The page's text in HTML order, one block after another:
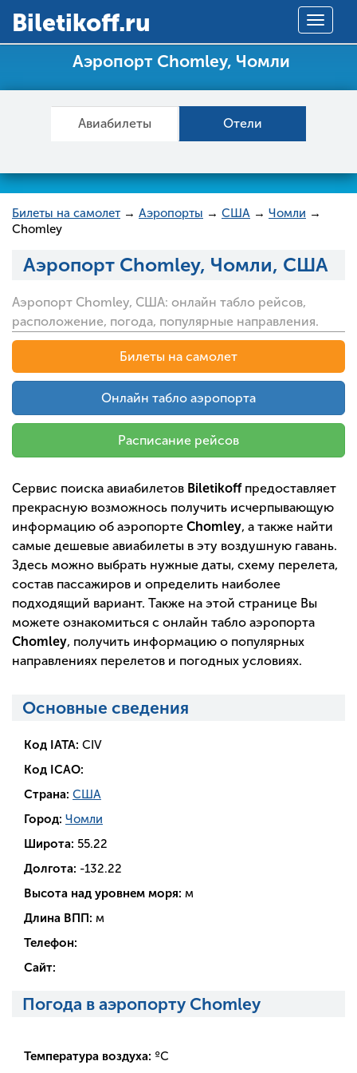
Toggle
Вiletikoff.ru
Аэропорт Chomley, Чомли
Авиабилеты Отели
Билеты на самолет → Аэропорты → США → Чомли →
Chomley
Аэропорт Chomley, Чомли, США
Аэропорт Chomley, США: онлайн табло рейсов,
расположение, погода, популярные направления.
Билеты на самолет
Онлайн табло аэропорта
Расписание рейсов
Сервис поиска авиабилетов Biletikoffпредоставляет
прекрасную возможнось получить исчерпывающую
информацию об аэропорте Chomley, а также найти
самые дешевые авиабилеты в эту воздушную гавань.
Здесь можно выбрать нужные даты, схему перелета,
состав пассажиров и определить наиболее
подходящий вариант. Также на этой странице Вы
можете ознакомиться с онлайн табло аэропорта
Chomley, получить информацию о популярных
направлениях перелетов и погодных условиях.
Основные сведения
Код IATA: CIV
Код ICAO:
Страна: США
Город: Чомли
Широта: 55.22
Долгота: -132.22
Высота над уровнем моря: м
Длина ВПП: м
Телефон:
Сайт:
Погода в аэропорту Chomley
Температура воздуха: ºC